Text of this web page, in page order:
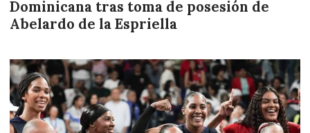
Dominicana tras toma de posesión de
Abelardo de la Espriella